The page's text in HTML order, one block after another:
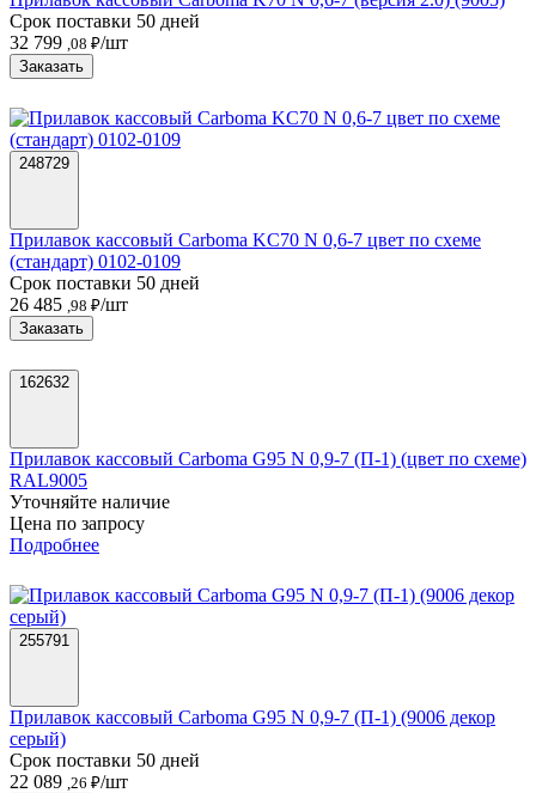
Срок поставки 50 дней
32 799 ,08 ₽/шт
Заказать
248729
Прилавок кассовый Carboma KC70 N 0,6-7 цвет по схеме
(стандарт) 0102-0109
Срок поставки 50 дней
26 485 ,98 ₽/шт
Заказать
162632
Прилавок кассовый Carboma G95 N 0,9-7 (П-1) (цвет по схеме)
RAL9005
Уточняйте наличие
Цена по запросу
Подробнее
255791
Прилавок кассовый Carboma G95 N 0,9-7 (П-1) (9006 декор
серый)
Срок поставки 50 дней
22 089 ,26 ₽/шт